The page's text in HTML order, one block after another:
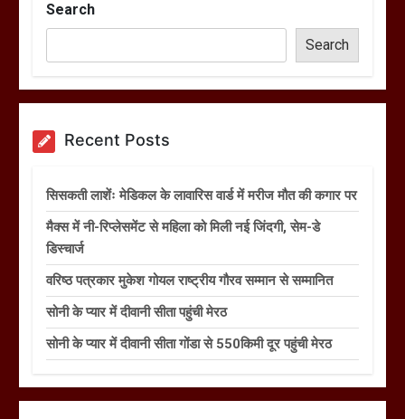
Search
Search
Recent Posts
सिसकती लाशेंः मेडिकल के लावारिस वार्ड में मरीज मौत की कगार पर
मैक्स में नी-रिप्लेसमेंट से महिला को मिली नई जिंदगी, सेम-डे
डिस्चार्ज
वरिष्ठ पत्रकार मुकेश गोयल राष्ट्रीय गौरव सम्मान से सम्मानित
सोनी के प्यार में दीवानी सीता पहुंची मेरठ
सोनी के प्यार में दीवानी सीता गोंडा से 550किमी दूर पहुंची मेरठ